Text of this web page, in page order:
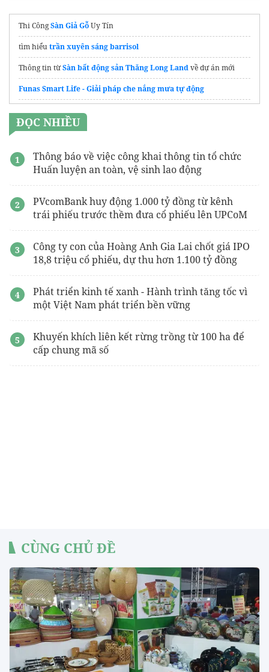
Thi CôngSàn Giả GỗUy Tín
tìm hiểutrần xuyên sáng barrisol
Thông tin từSàn bất động sản Thăng Long Landvề dự án mới
Funas Smart Life - Giải pháp che nắng mưa tự động
Thi côngLắp điện mặt trời tại Hải Phòng
gói hút ẩm
lợp mái tôn nhà xưởng
giá bạt xanh cam Hòa Phát Đạt
nang.html
ĐỌC NHIỀU
Thông báo về việc công khai thông tin tổ chức
Huấn luyện an toàn, vệ sinh lao động
PVcomBank huy động 1.000 tỷ đồng từ kênh
trái phiếu trước thềm đưa cổ phiếu lên UPCoM
Công ty con của Hoàng Anh Gia Lai chốt giá IPO
18,8 triệu cổ phiếu, dự thu hơn 1.100 tỷ đồng
Phát triển kinh tế xanh - Hành trình tăng tốc vì
một Việt Nam phát triển bền vững
Khuyến khích liên kết rừng trồng từ 100 ha để
cấp chung mã số
CÙNG CHỦ ĐỀ